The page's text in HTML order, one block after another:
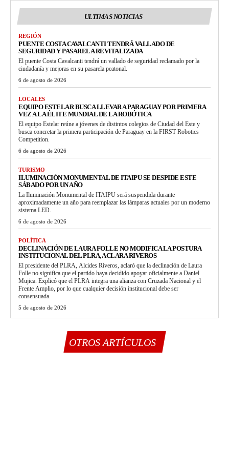
ULTIMAS NOTICIAS
REGIÓN
PUENTE COSTA CAVALCANTI TENDRÁ VALLADO DE
SEGURIDAD Y PASARELA REVITALIZADA
El puente Costa Cavalcanti tendrá un vallado de seguridad reclamado por la
ciudadanía y mejoras en su pasarela peatonal.
6 de agosto de 2026
LOCALES
EQUIPO ESTELAR BUSCA LLEVAR A PARAGUAY POR PRIMERA
VEZ A LA ÉLITE MUNDIAL DE LA ROBÓTICA
El equipo Estelar reúne a jóvenes de distintos colegios de Ciudad del Este y
busca concretar la primera participación de Paraguay en la FIRST Robotics
Competition.
6 de agosto de 2026
TURISMO
ILUMINACIÓN MONUMENTAL DE ITAIPU SE DESPIDE ESTE
SÁBADO POR UN AÑO
La Iluminación Monumental de ITAIPU será suspendida durante
aproximadamente un año para reemplazar las lámparas actuales por un moderno
sistema LED.
6 de agosto de 2026
POLÍTICA
DECLINACIÓN DE LAURA FOLLE NO MODIFICA LA POSTURA
INSTITUCIONAL DEL PLRA, ACLARA RIVEROS
El presidente del PLRA, Alcides Riveros, aclaró que la declinación de Laura
Folle no significa que el partido haya decidido apoyar oficialmente a Daniel
Mujica. Explicó que el PLRA integra una alianza con Cruzada Nacional y el
Frente Amplio, por lo que cualquier decisión institucional debe ser
consensuada.
5 de agosto de 2026
OTROS ARTÍCULOS